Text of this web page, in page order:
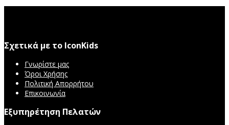
Σχετικά με το IconKids
Γνωρίστε μας
Όροι Χρήσης
Πολιτική Απορρήτου
Επικοινωνία
Εξυπηρέτηση Πελατών